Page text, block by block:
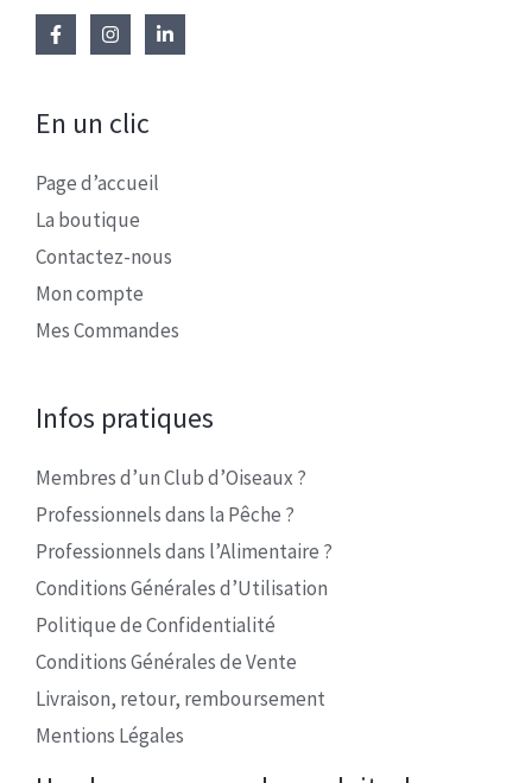
En un clic
Page d’accueil
La boutique
Contactez-nous
Mon compte
Mes Commandes
Infos pratiques
Membres d’un Club d’Oiseaux ?
Professionnels dans la Pêche ?
Professionnels dans l’Alimentaire ?
Conditions Générales d’Utilisation
Politique de Confidentialité
Conditions Générales de Vente
Livraison, retour, remboursement
Mentions Légales